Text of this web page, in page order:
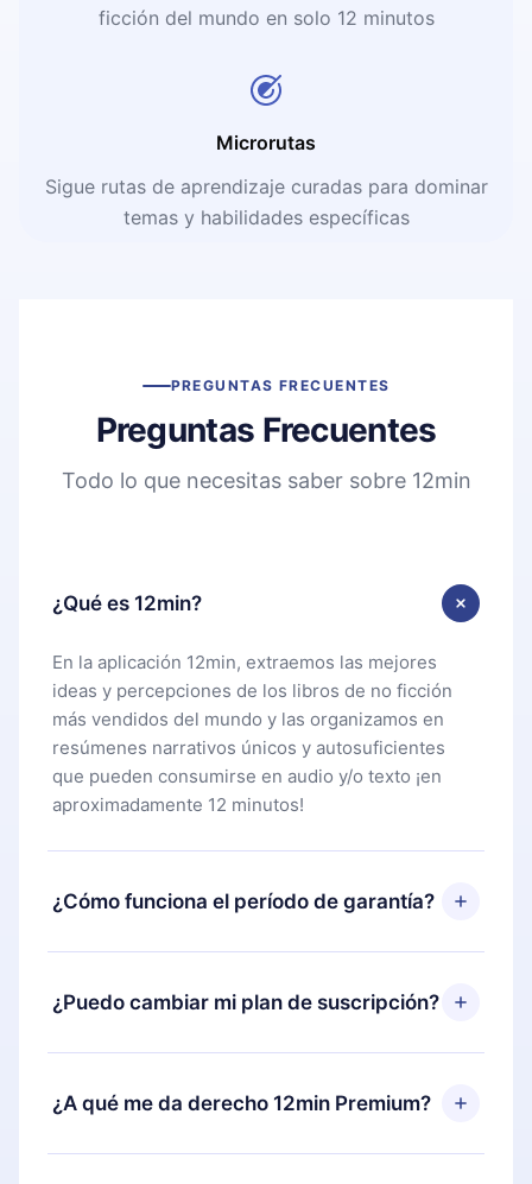
ficción del mundo en solo 12 minutos
Microrutas
Sigue rutas de aprendizaje curadas para dominar
temas y habilidades específicas
PREGUNTAS FRECUENTES
Preguntas Frecuentes
Todo lo que necesitas saber sobre 12min
¿Qué es 12min?
En la aplicación 12min, extraemos las mejores
ideas y percepciones de los libros de no ficción
más vendidos del mundo y las organizamos en
resúmenes narrativos únicos y autosuficientes
que pueden consumirse en audio y/o texto ¡en
aproximadamente 12 minutos!
¿Cómo funciona el período de garantía?
Puedes descargar nuestra aplicación y comenzar a
disfrutar de nuestra biblioteca. Si por alguna razón
no estás satisfecho con nuestra plataforma,
días posteriores a la compra y solicita el
pagaste, sin preguntas ni burocracia.
¿Puedo cambiar mi plan de suscripción?
Sí, pero el cambio solo se aplicará a partir del
próximo período de facturación. Por ejemplo, si
decides cambiar tu suscripción mensual a anual,
¿A qué me da derecho 12min Premium?
12min Premium es un plan que te garantiza acceso